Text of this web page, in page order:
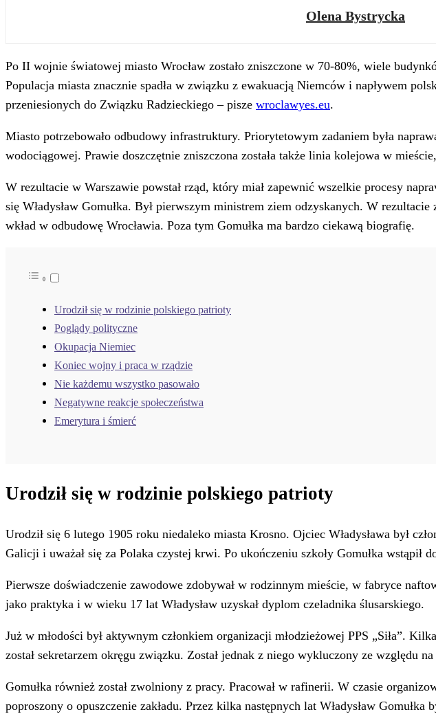
Olena Bystrycka
Po II wojnie światowej miasto Wrocław zostało zniszczone w 70-80%, wiele
Populacja miasta znacznie spadła w związku z ewakuacją Niemców i napływem
przeniesionych do Związku Radzieckiego – pisze wroclawyes.eu.
Miasto potrzebowało odbudowy infrastruktury. Priorytetowym zadaniem była
wodociągowej. Prawie doszczętnie zniszczona została także linia kolejowa w
W rezultacie w Warszawie powstał rząd, który miał zapewnić wszelkie procesy
się Władysław Gomułka. Był pierwszym ministrem ziem odzyskanych. W
wkład w odbudowę Wrocławia. Poza tym Gomułka ma bardzo ciekawą biografię.
Urodził się w rodzinie polskiego patrioty
Poglądy polityczne
Okupacja Niemiec
Koniec wojny i praca w rządzie
Nie każdemu wszystko pasowało
Negatywne reakcje społeczeństwa
Emerytura i śmierć
Urodził się w rodzinie polskiego patrioty
Urodził się 6 lutego 1905 roku niedaleko miasta Krosno. Ojciec Władysława był
Galicji i uważał się za Polaka czystej krwi. Po ukończeniu szkoły Gomułka wstąpił
Pierwsze doświadczenie zawodowe zdobywał w rodzinnym mieście, w fabryce
jako praktyka i w wieku 17 lat Władysław uzyskał dyplom czeladnika ślusarskiego.
Już w młodości był aktywnym członkiem organizacji młodzieżowej PPS „Siła”.
został sekretarzem okręgu związku. Został jednak z niego wykluczony ze względu
Gomułka również został zwolniony z pracy. Pracował w rafinerii. W czasie
poproszony o opuszczenie zakładu. Przez kilka następnych lat Władysław